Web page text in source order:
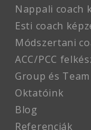
Nappali coach
Esti coach
Módszertani
ACC/PCC
Group és
Oktatóink
Blog
Referenciák